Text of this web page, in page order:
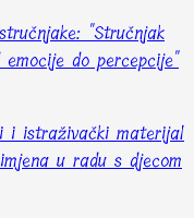
"Stručnjak
do percepcije"
i istraživački materijal
u radu s djecom